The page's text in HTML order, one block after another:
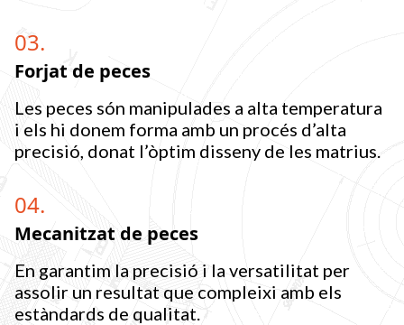
03.
Forjat de peces
Les peces són manipulades a alta temperatura
i els hi donem forma amb un procés d’alta
precisió, donat l’òptim disseny de les matrius.
04.
Mecanitzat de peces
En garantim la precisió i la versatilitat per
assolir un resultat que compleixi amb els
estàndards de qualitat.